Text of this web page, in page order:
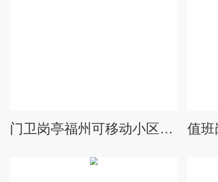
门卫岗亭福州可移动小区保安岗亭-门卫收费亭价格